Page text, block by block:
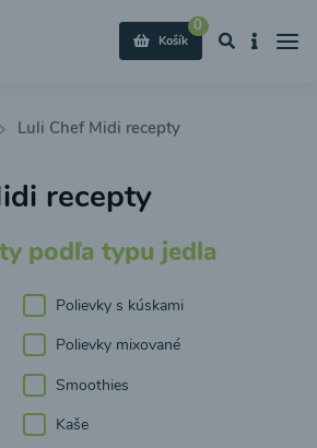
0
Košík
Luli Chef Midi recepty
recepty
podľa typu jedla
Polievky s kúskami
Polievky mixované
Smoothies
Kaše